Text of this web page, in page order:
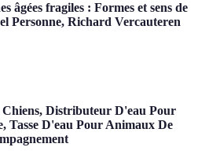
âgées fragiles : Formes et sens de
Personne, Richard Vercauteren
Chiens, Distributeur D'eau Pour
Tasse D'eau Pour Animaux De